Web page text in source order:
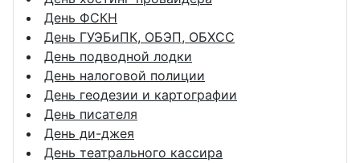
День ФСКН
День ГУЭБиПК, ОБЭП, ОБХСС
День подводной лодки
День налоговой полиции
День геодезии и картографии
День писателя
День ди-джея
День театрального кассира